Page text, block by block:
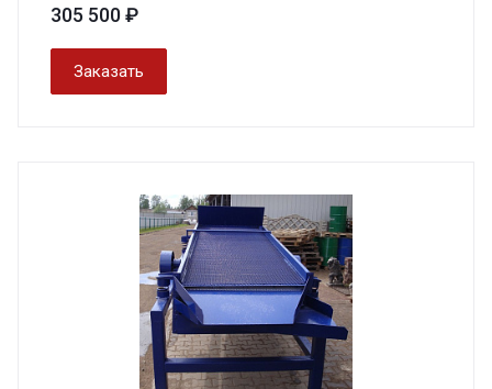
305 500 ₽
Заказать